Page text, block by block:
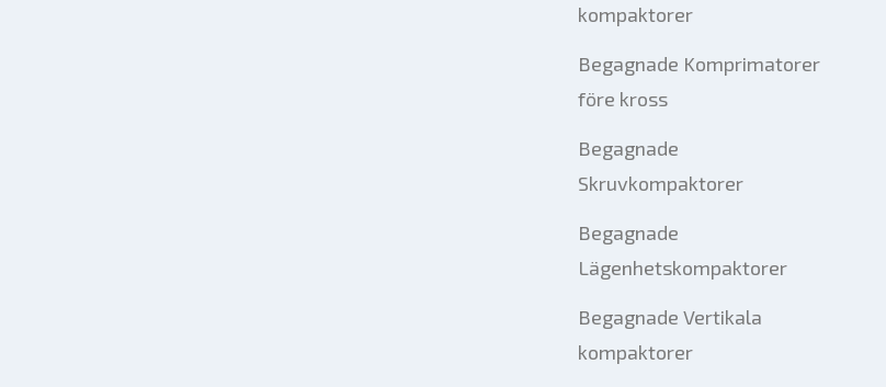
kompaktorer
Begagnade Komprimatorer
före kross
Begagnade
Skruvkompaktorer
Begagnade
Lägenhetskompaktorer
Begagnade Vertikala
kompaktorer